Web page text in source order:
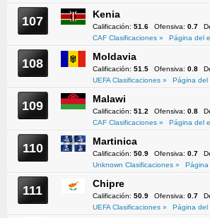
107 Kenia
Calificación: 51.6 Ofensiva: 0.7
CAF Clasificaciones »
Página del
108 Moldavia
Calificación: 51.5 Ofensiva: 0.8
UEFA Clasificaciones »
Página del
109 Malawi
Calificación: 51.2 Ofensiva: 0.8
CAF Clasificaciones »
Página del
110 Martinica
Calificación: 50.9 Ofensiva: 0.7
Unknown Clasificaciones »
Página
111 Chipre
Calificación: 50.9 Ofensiva: 0.7
UEFA Clasificaciones »
Página del